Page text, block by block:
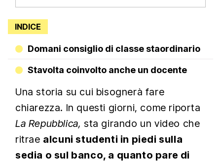
INDICE
Domani consiglio di classe staordinario
Stavolta coinvolto anche un docente
Una storia su cui bisognerà fare
chiarezza. In questi giorni, come riporta
La Repubblica, sta girando un video che
ritrae alcuni studenti in piedi sulla
sedia o sul banco, a quanto pare di